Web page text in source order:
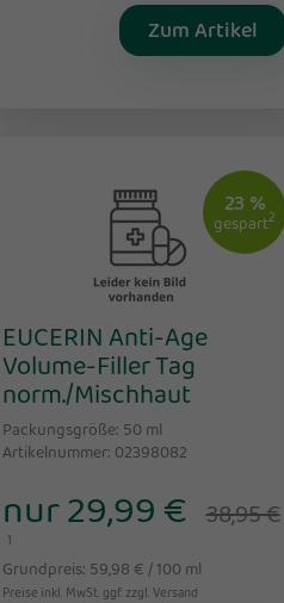
Zum Artikel
23 %
gespart2
EUCERIN Anti-Age
Volume-Filler Tag
norm./Mischhaut
Packungsgröße: 50 ml
Artikelnummer: 02398082
nur 29,99 € 38,95 €
1
Grundpreis: 59,98 € / 100 ml
Preise inkl. MwSt. ggf. zzgl. Versand